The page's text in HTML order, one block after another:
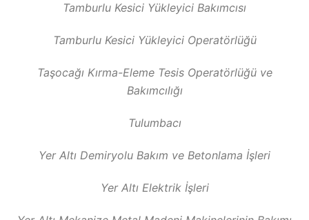
Tamburlu Kesici Yükleyici Bakımcısı
Tamburlu Kesici Yükleyici Operatörlüğü
Taşocağı Kırma-Eleme Tesis Operatörlüğü ve
Bakımcılığı
Tulumbacı
Yer Altı Demiryolu Bakım ve Betonlama İşleri
Yer Altı Elektrik İşleri